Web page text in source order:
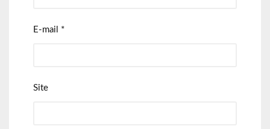
E-mail *
Site